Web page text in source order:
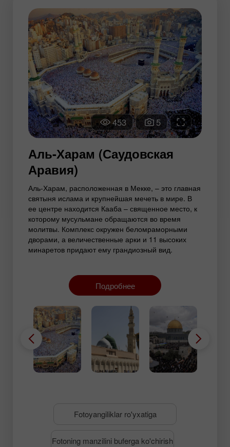
453 5
Аль-Харам (Саудовская
Аравия)
Аль-Харам, расположенная в Мекке, – это главная
святыня ислама и крупнейшая мечеть в мире. В
ее центре находится Кааба – священное место, к
которому мусульмане обращаются во время
молитвы. Комплекс окружен беломраморными
дворами, а величественные арки и 11 высоких
минаретов придают ему грандиозный вид.
Первые упоминания о ней относятся к VII веку, но
с тех пор она не раз расширялась. Сегодня ее
хаджа здесь собираются миллионы паломников.
Подробнее
Fotoyangiliklar ro'yxatiga
Fotoning manzilini buferga ko'chirish